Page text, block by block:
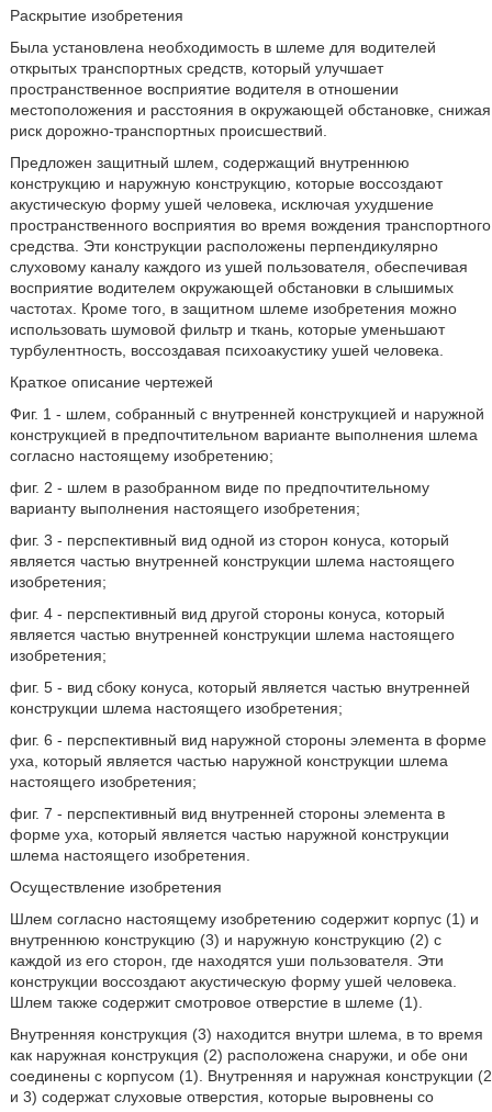
Раскрытие изобретения
Была установлена необходимость в шлеме для водителей
открытых транспортных средств, который улучшает
пространственное восприятие водителя в отношении
местоположения и расстояния в окружающей обстановке, снижая
риск дорожно-транспортных происшествий.
Предложен защитный шлем, содержащий внутреннюю
конструкцию и наружную конструкцию, которые воссоздают
акустическую форму ушей человека, исключая ухудшение
пространственного восприятия во время вождения транспортного
средства. Эти конструкции расположены перпендикулярно
слуховому каналу каждого из ушей пользователя, обеспечивая
восприятие водителем окружающей обстановки в слышимых
частотах. Кроме того, в защитном шлеме изобретения можно
использовать шумовой фильтр и ткань, которые уменьшают
турбулентность, воссоздавая психоакустику ушей человека.
Краткое описание чертежей
Фиг. 1 - шлем, собранный с внутренней конструкцией и наружной
конструкцией в предпочтительном варианте выполнения шлема
согласно настоящему изобретению;
фиг. 2 - шлем в разобранном виде по предпочтительному
варианту выполнения настоящего изобретения;
фиг. 3 - перспективный вид одной из сторон конуса, который
является частью внутренней конструкции шлема настоящего
изобретения;
фиг. 4 - перспективный вид другой стороны конуса, который
является частью внутренней конструкции шлема настоящего
изобретения;
фиг. 5 - вид сбоку конуса, который является частью внутренней
конструкции шлема настоящего изобретения;
фиг. 6 - перспективный вид наружной стороны элемента в форме
уха, который является частью наружной конструкции шлема
настоящего изобретения;
фиг. 7 - перспективный вид внутренней стороны элемента в
форме уха, который является частью наружной конструкции
шлема настоящего изобретения.
Осуществление изобретения
Шлем согласно настоящему изобретению содержит корпус (1) и
внутреннюю конструкцию (3) и наружную конструкцию (2) с
каждой из его сторон, где находятся уши пользователя. Эти
конструкции воссоздают акустическую форму ушей человека.
Шлем также содержит смотровое отверстие в шлеме (1).
Внутренняя конструкция (3) находится внутри шлема, в то время
как наружная конструкция (2) расположена снаружи, и обе они
соединены с корпусом (1). Внутренняя и наружная конструкции (2
и 3) содержат слуховые отверстия, которые выровнены со